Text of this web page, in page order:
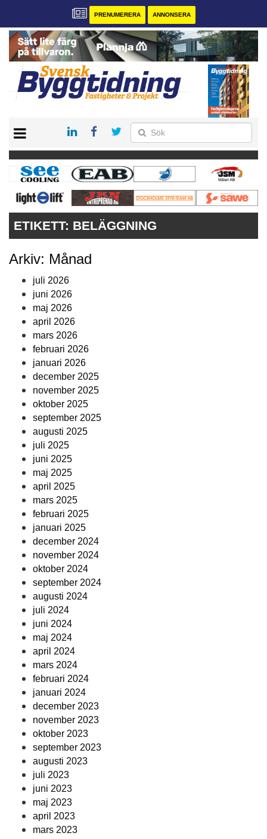
PRENUMERERA ANNONSERA
PRENUMERERA
VÅRA ANDRA MAGASIN
ANNONSERA
ETIKETT: BELÄGGNING
Arkiv: Månad
juli 2026
juni 2026
maj 2026
april 2026
mars 2026
februari 2026
januari 2026
december 2025
november 2025
oktober 2025
september 2025
augusti 2025
juli 2025
juni 2025
maj 2025
april 2025
mars 2025
februari 2025
januari 2025
december 2024
november 2024
oktober 2024
september 2024
augusti 2024
juli 2024
juni 2024
maj 2024
april 2024
mars 2024
februari 2024
januari 2024
december 2023
november 2023
oktober 2023
september 2023
augusti 2023
juli 2023
juni 2023
maj 2023
april 2023
mars 2023